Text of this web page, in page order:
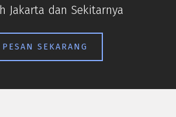
Jakarta dan Sekitarnya
PESAN SEKARANG